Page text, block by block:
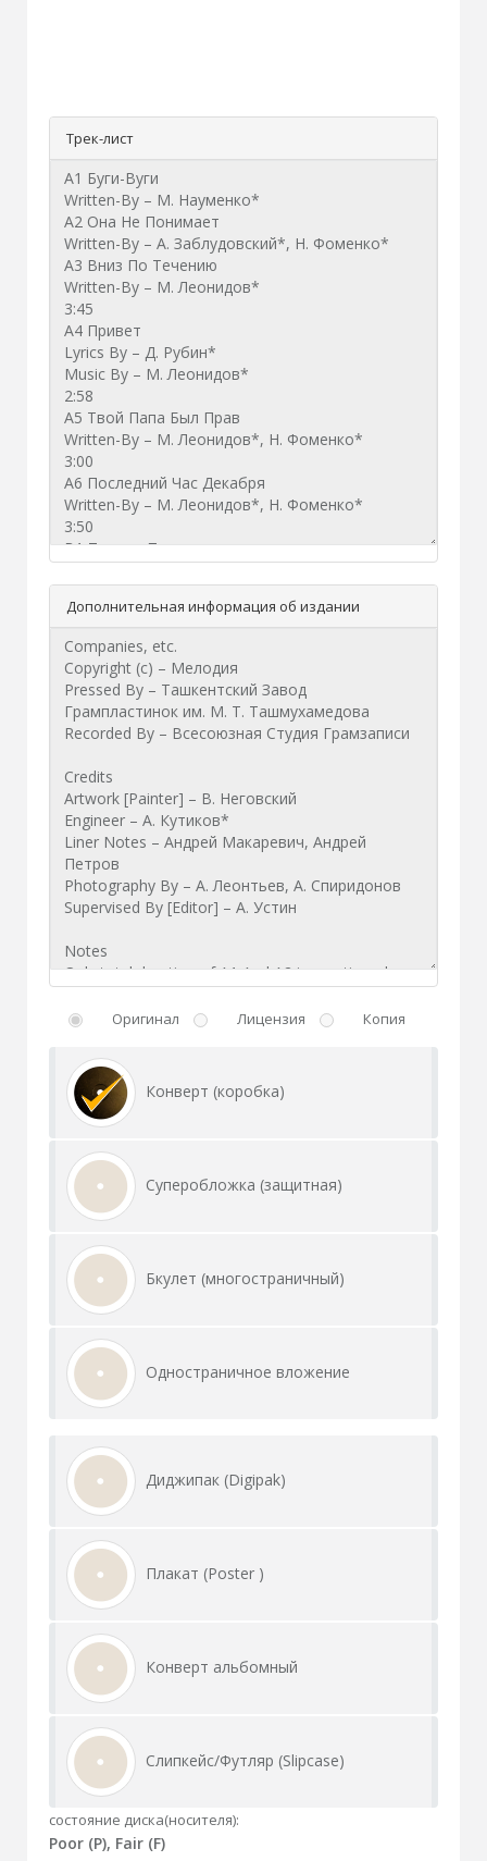
Трек-лист
Дополнительная информация об издании
Оригинал Лицензия Копия
Конверт (коробка)
Суперобложка (защитная)
Бкулет (многостраничный)
Одностраничное вложение
Диджипак (Digipak)
Плакат (Poster )
Конверт альбомный
Слипкейс/Футляр (Slipcase)
состояние диска(носителя):
Poor (P), Fair (F)